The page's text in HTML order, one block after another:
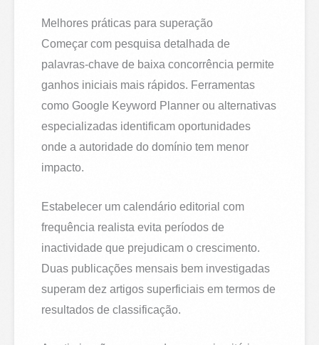
Melhores práticas para superação
Começar com pesquisa detalhada de
palavras-chave de baixa concorrência permite
ganhos iniciais mais rápidos. Ferramentas
como Google Keyword Planner ou alternativas
especializadas identificam oportunidades
onde a autoridade do domínio tem menor
impacto.
Estabelecer um calendário editorial com
frequência realista evita períodos de
inactividade que prejudicam o crescimento.
Duas publicações mensais bem investigadas
superam dez artigos superficiais em termos de
resultados de classificação.